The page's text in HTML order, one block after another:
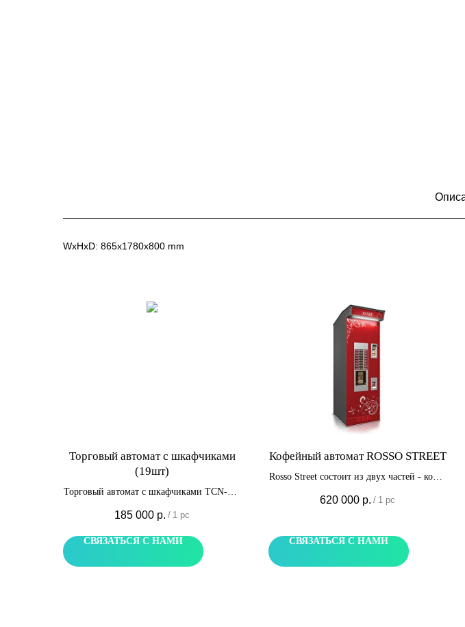
WxHxD: 865x1780x800 mm
Торговый автомат с шкафчиками
(19шт)
Торговый автомат с шкафчиками TCN-ZK
широкого спектра товаров, для закусок,
напитков, медицинских товаров и т.д.
Оборудован 19 шкафчиками и 22
дюймовым сенсорным экраном.
185 000 р. / 1 pc
СВЯЗАТЬСЯ С НАМИ
Кофейный автомат ROSSO STREET
Rosso Street состоит из двух частей - кофе-
антивандального бокса. Автомат оснащен
подогрева и вандалозащищенным
корпусом, что позволяет работать на
улице круглый год при температуре от
620 000 р. / 1 pc
СВЯЗАТЬСЯ С НАМИ